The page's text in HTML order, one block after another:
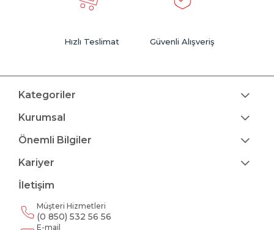
Hızlı Teslimat Güvenli Alışveriş
Kategoriler
Kurumsal
Önemli Bilgiler
Kariyer
İletişim
Müşteri Hizmetleri
(0 850) 532 56 56
E-mail